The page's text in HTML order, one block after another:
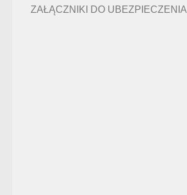
ZAŁĄCZNIKI DO UBEZPIECZENIA